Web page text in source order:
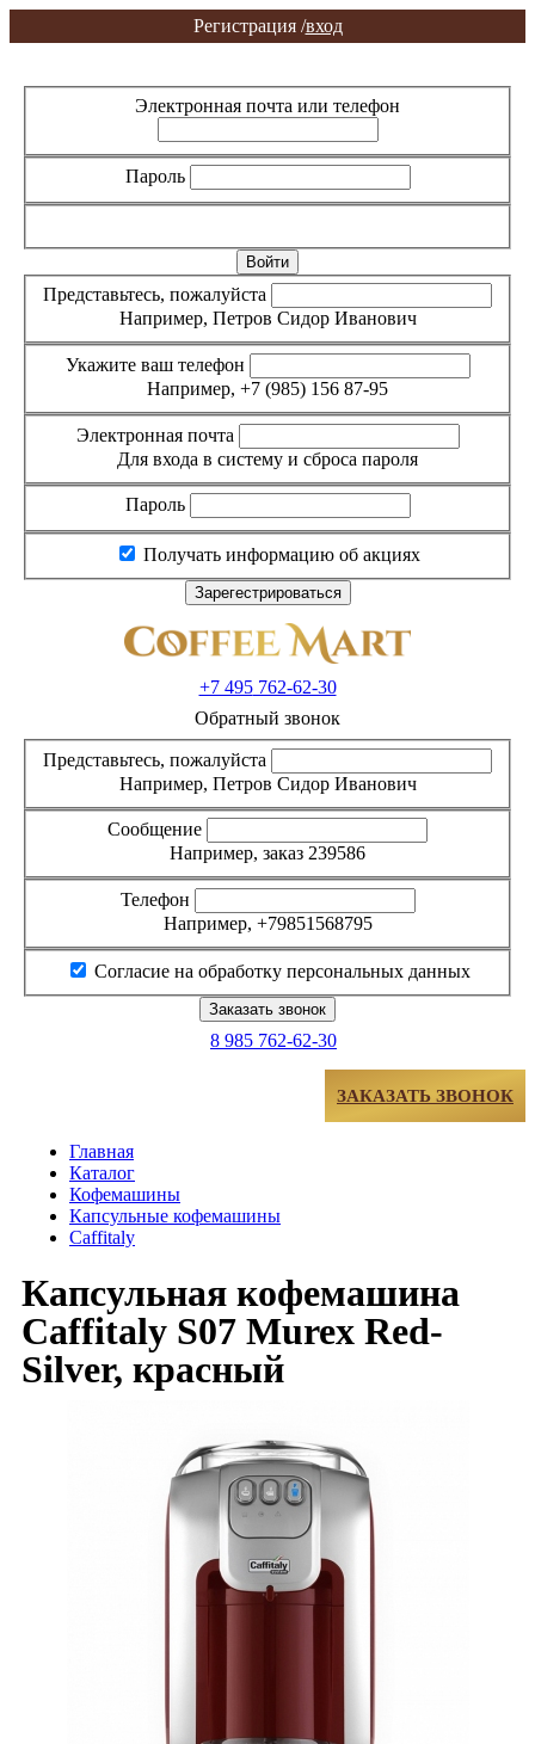
Регистрация /вход
Электронная почта или телефон
Пароль
Представьтесь, пожалуйста
Например, Петров Сидор Иванович
Укажите ваш телефон
Например, +7 (985) 156 87-95
Электронная почта
Для входа в систему и сброса пароля
Пароль
Получать информацию об акциях
+7 495762-62-30
Обратный звонок
Представьтесь, пожалуйста
Например, Петров Сидор Иванович
Сообщение
Например, заказ 239586
Телефон
Например, +79851568795
Согласие на обработку персональных данных
8 985 762-62-30
ЗАКАЗАТЬ ЗВОНОК
Главная
Каталог
Кофемашины
Капсульные кофемашины
Caffitaly
Капсульная кофемашина
Caffitaly S07 Murex Red-
Silver, красный